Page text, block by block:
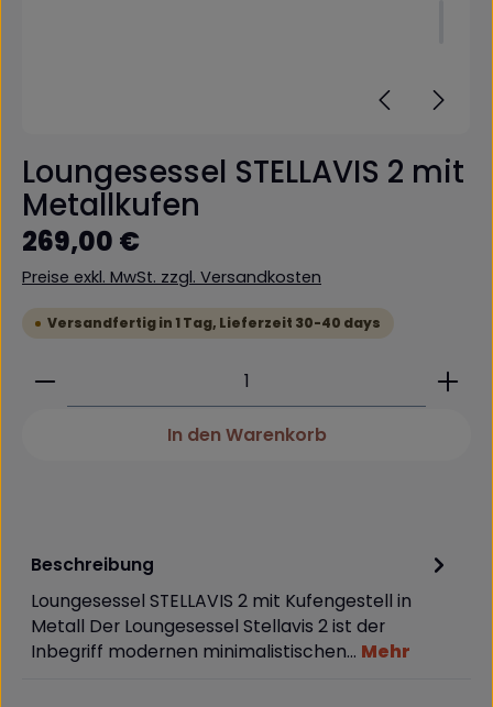
Loungesessel STELLAVIS 2 mit
Metallkufen
Regulärer Preis:
269,00 €
Preise exkl. MwSt. zzgl. Versandkosten
Versandfertig in 1 Tag, Lieferzeit 30-40 days
Produkt Anzahl: Gib den gewünschten Wert
In den Warenkorb
Beschreibung
Loungesessel STELLAVIS 2 mit Kufengestell in
Metall Der Loungesessel Stellavis 2 ist der
Inbegriff modernen minimalistischen… Mehr